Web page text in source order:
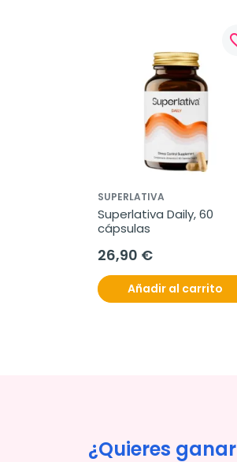
SUPERLATIVA
Superlativa Daily, 60
cápsulas
26,90 €
Añadir al carrito
¿Quieres